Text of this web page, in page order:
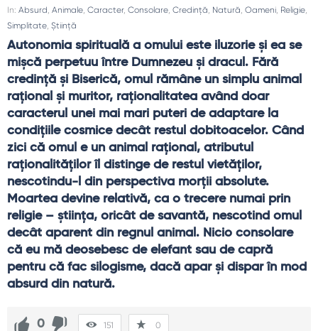
In: Absurd Animale Caracter, Consolare Credință Natură Oameni Religie
Simplitate Știință
Autonomia spirituală a omului este iluzorie şi ea se
mişcă perpetuu între Dumnezeu şi dracul. Fără
credinţă şi Biserică, omul rămâne un simplu animal
raţional şi muritor, raţionalitatea având doar
caracterul unei mai mari puteri de adaptare la
condiţiile cosmice decât restul dobitoacelor. Când
zici că omul e un animal raţional, atributul
raţionalităţilor îl distinge de restul vietăţilor,
nescotindu-l din perspectiva morţii absolute.
Moartea devine relativă, ca o trecere numai prin
religie – ştiinţa, oricât de savantă, nescotind omul
decât aparent din regnul animal. Nicio consolare
că eu mă deosebesc de elefant sau de capră
pentru că fac silogisme, dacă apar şi dispar în mod
absurd din natură.
0 151 0